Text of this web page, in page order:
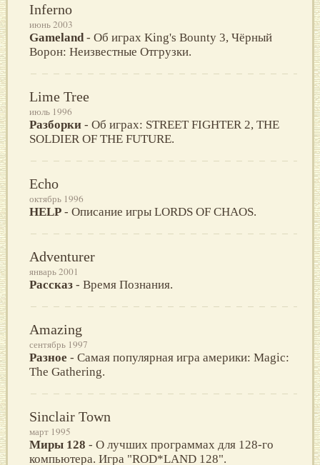
Inferno
июнь 2003
Gameland- Об играх King's Bounty 3, Чёрный
Ворон: Неизвестные Отгрузки.
Lime Tree
июль 1996
Разборки - Об играх: STREET FIGHTER 2, THE
SOLDIER OF THE FUTURE.
Echo
октябрь 1996
HELP - Описание игры LORDS OF CHAOS.
Adventurer
январь 2001
Рассказ - Время Познания.
Amazing
сентябрь 1997
Разное - Самая популярная игра америки: Magic:
The Gathering.
Sinclair Town
март 1995
Миры 128 - О лучших программах для 128-го
компьютера. Игра "ROD*LAND 128".